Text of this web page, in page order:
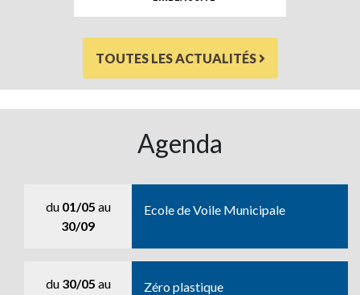
TOUTES LES ACTUALITÉS
Agenda
du 01/05 au
30/09
Ecole de Voile Municipale
du 30/05 au Zéro plastique